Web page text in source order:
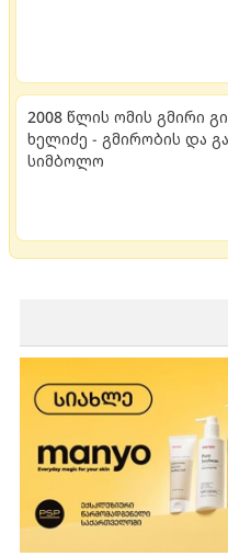
2008 წლის ომის გმირი
ხე­ლი­ძე - გმი­რო­ბის და
სიმ­ბო­ლო